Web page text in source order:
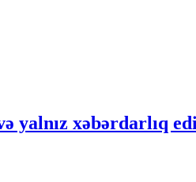
yalnız xəbərdarlıq